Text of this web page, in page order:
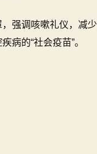
强调咳嗽礼仪，减少
病的“社会疫苗”。